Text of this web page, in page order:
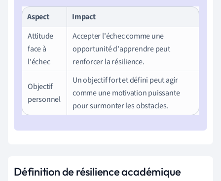
Aspect
Impact
Attitude
face à
l'échec
Accepter l'échec comme une
opportunité d'apprendre peut
renforcer la résilience.
Objectif
personnel
Un objectif fort et défini peut agir
comme une motivation puissante
pour surmonter les obstacles.
Définition de résilience académique